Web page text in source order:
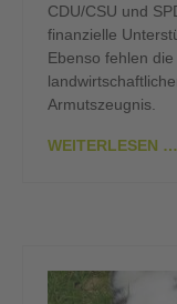
CDU/CSU und
finanzielle
Ebenso fehlen
Armutszeugnis.
WEITERLESEN …